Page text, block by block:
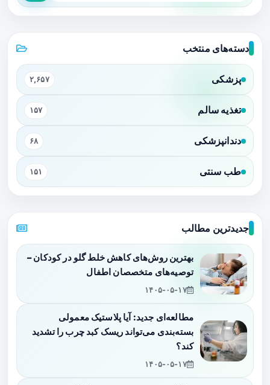
دسته‌های منتخب
پزشکی ۲,۶۵۷
تغذیه سالم ۱۵۷
دندانپزشکی ۶۸
طب سنتی ۱۵۱
جدیدترین مطالب
بهترین روش‌های کاهش خلط گلو در کودکان –
توصیه‌های متخصصان اطفال
۱۴۰۵-۰۵-۱۷
مطالعه‌ای جدید: آیا پلاستیک معمولی
بسته‌بندی می‌تواند ریسک کبد چرب را تشدید
کند؟
۱۴۰۵-۰۵-۱۷